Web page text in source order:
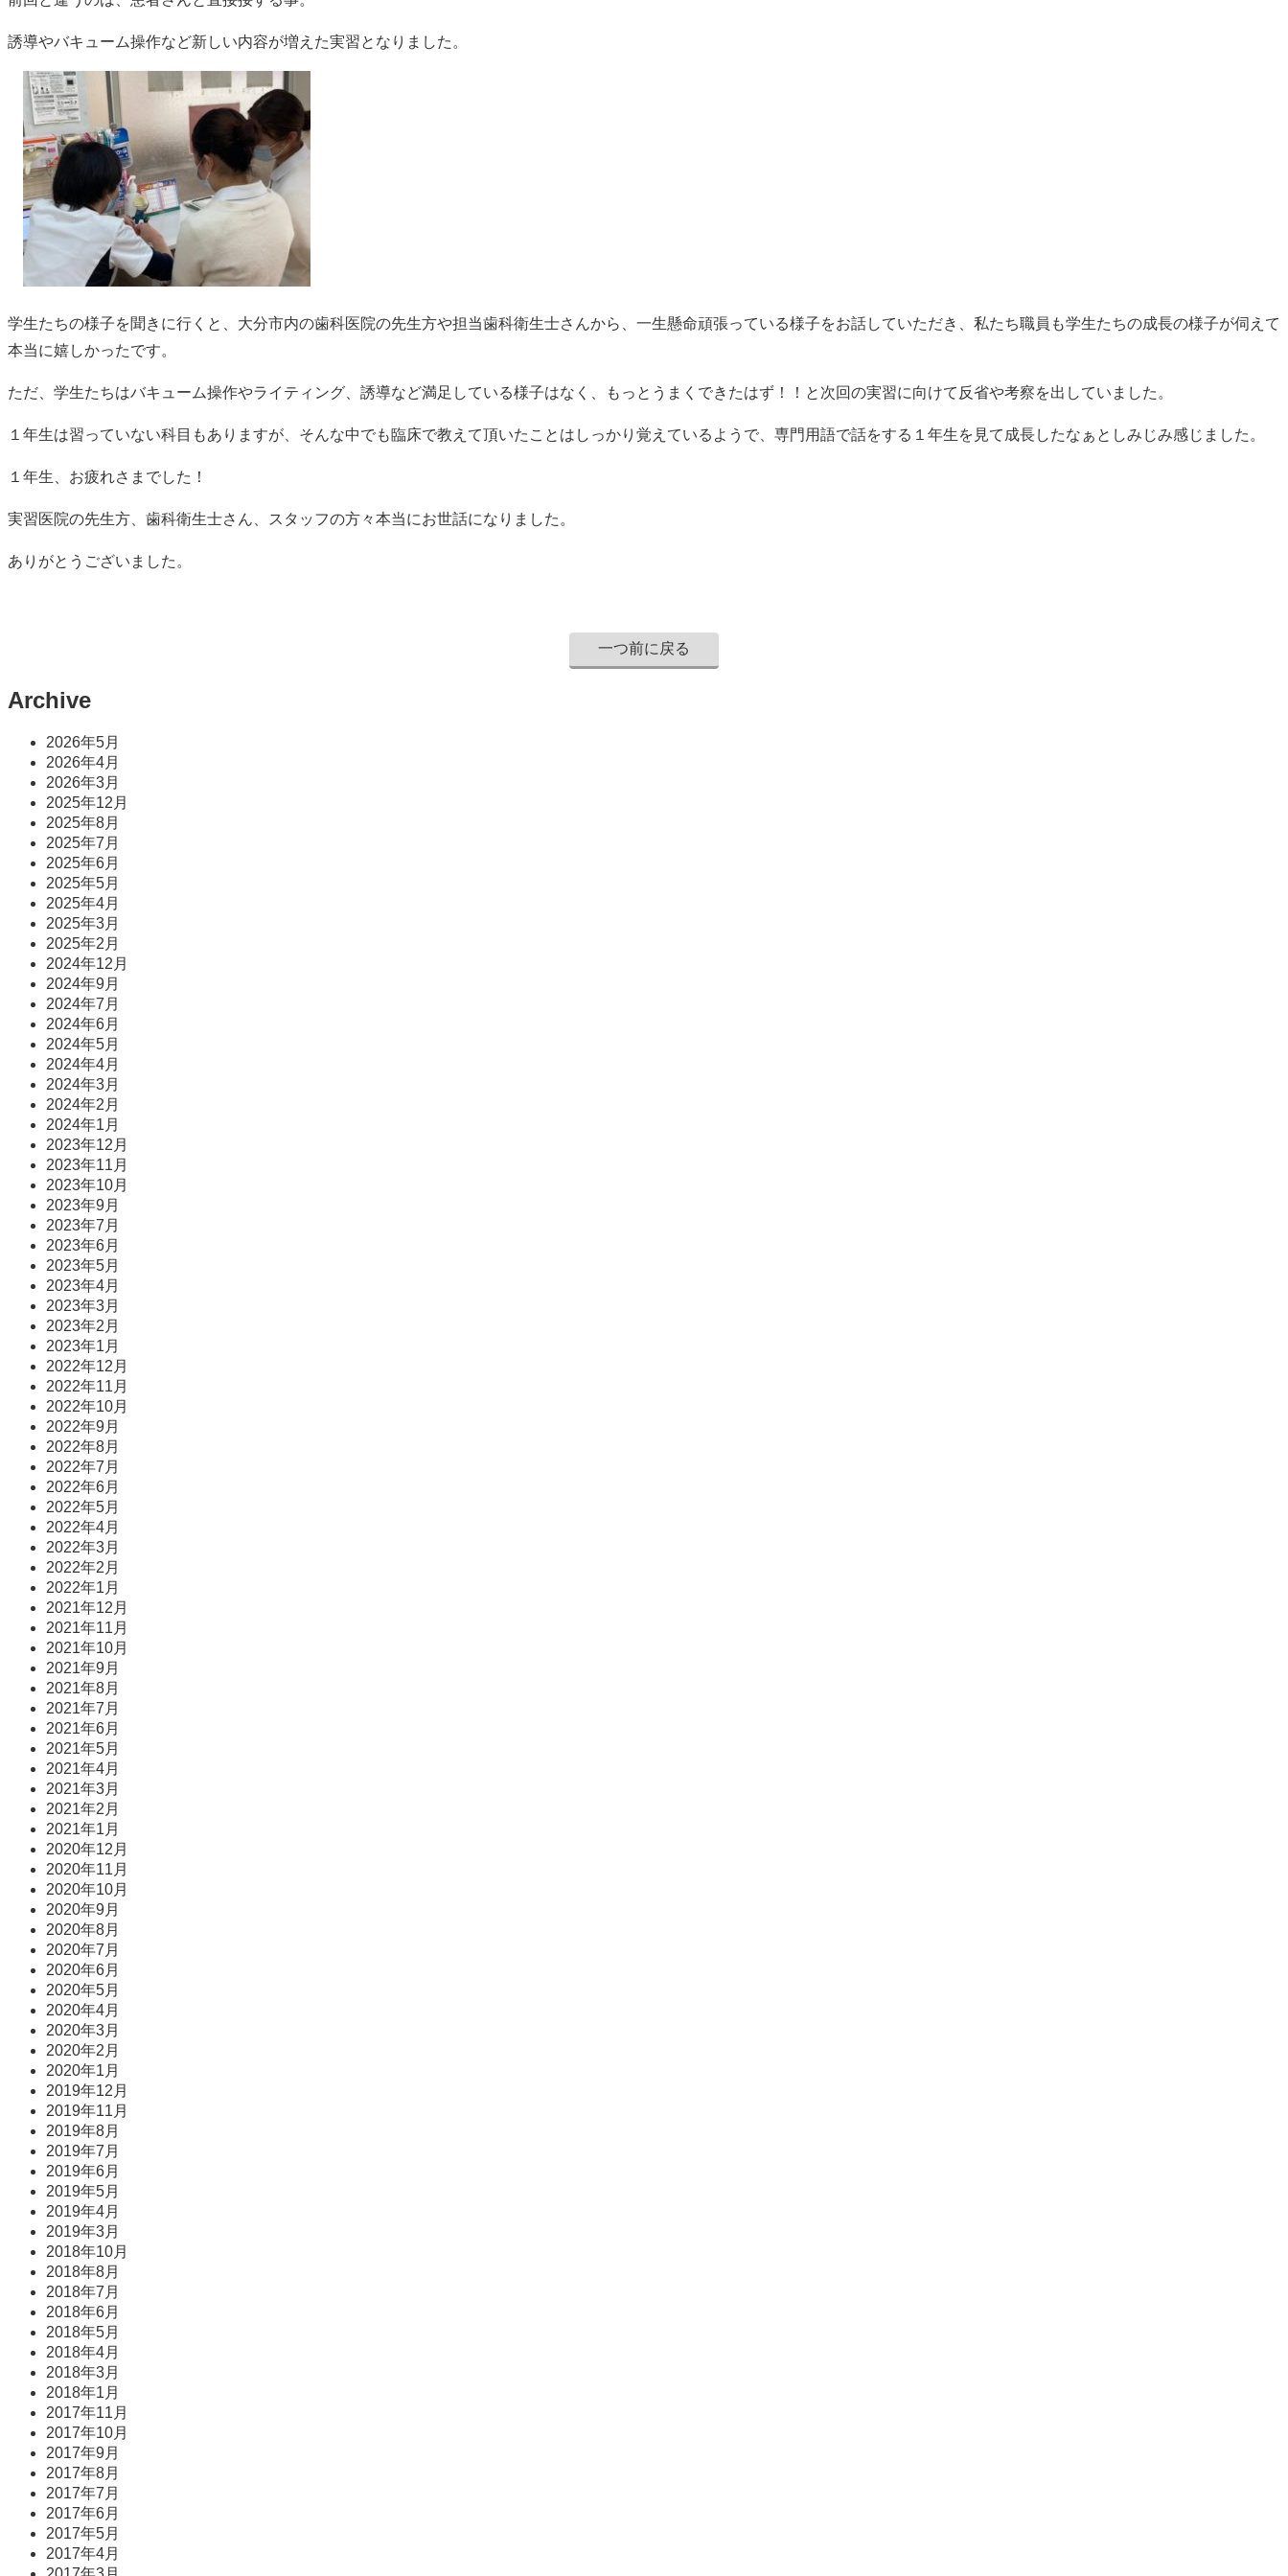
誘導やバキューム操作など新しい内容が増えた実習となりました。
学生たちの様子を聞きに行くと、大分市内の歯科医院の先生方や担当歯科衛生士さんから、一生懸命頑張っている様子をお話していただき、私たち職員も学生たちの成長の様子が伺えて
本当に嬉しかったです。
ただ、学生たちはバキューム操作やライティング、誘導など満足している様子はなく、もっとうまくできたはず！！と次回の実習に向けて反省や考察を出していました。
１年生は習っていない科目もありますが、そんな中でも臨床で教えて頂いたことはしっかり覚えているようで、専門用語で話をする１年生を見て成長したなぁとしみじみ感じました。
１年生、お疲れさまでした！
実習医院の先生方、歯科衛生士さん、スタッフの方々本当にお世話になりました。
ありがとうございました。
一つ前に戻る
Archive
2026年5月
2026年4月
2026年3月
2025年12月
2025年8月
2025年7月
2025年6月
2025年5月
2025年4月
2025年3月
2025年2月
2024年12月
2024年9月
2024年7月
2024年6月
2024年5月
2024年4月
2024年3月
2024年2月
2024年1月
2023年12月
2023年11月
2023年10月
2023年9月
2023年7月
2023年6月
2023年5月
2023年4月
2023年3月
2023年2月
2023年1月
2022年12月
2022年11月
2022年10月
2022年9月
2022年8月
2022年7月
2022年6月
2022年5月
2022年4月
2022年3月
2022年2月
2022年1月
2021年12月
2021年11月
2021年10月
2021年9月
2021年8月
2021年7月
2021年6月
2021年5月
2021年4月
2021年3月
2021年2月
2021年1月
2020年12月
2020年11月
2020年10月
2020年9月
2020年8月
2020年7月
2020年6月
2020年5月
2020年4月
2020年3月
2020年2月
2020年1月
2019年12月
2019年11月
2019年8月
2019年7月
2019年6月
2019年5月
2019年4月
2019年3月
2018年10月
2018年8月
2018年7月
2018年6月
2018年5月
2018年4月
2018年3月
2018年1月
2017年11月
2017年10月
2017年9月
2017年8月
2017年7月
2017年6月
2017年5月
2017年4月